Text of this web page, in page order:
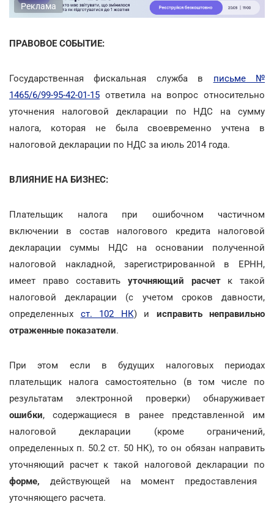
Реклама
ПРАВОВОЕ СОБЫТИЕ:
Государственная фискальная служба в письме №
1465/6/99-95-42-01-15 ответила на вопрос относительно
уточнения налоговой декларации по НДС на сумму
налога, которая не была своевременно учтена в
налоговой декларации по НДС за июль 2014 года.
ВЛИЯНИЕ НА БИЗНЕС:
Плательщик налога при ошибочном частичном
включении в состав налогового кредита налоговой
декларации суммы НДС на основании полученной
налоговой накладной, зарегистрированной в ЕРНН,
имеет право составить уточняющий расчетк такой
налоговой декларации (с учетом сроков давности,
определенных ст. 102 НК) и исправить неправильно
отраженные показатели.
При этом если в будущих налоговых периодах
плательщик налога самостоятельно (в том числе по
результатам электронной проверки) обнаруживает
ошибки, содержащиеся в ранее представленной им
налоговой декларации (кроме ограничений,
определенных п. 50.2 ст. 50 НК), то он обязан направить
уточняющий расчет к такой налоговой декларации по
форме, действующей на момент предоставления
уточняющего расчета.